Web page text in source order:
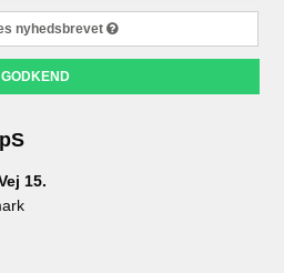
nyhedsbrevet
GODKEND
15.